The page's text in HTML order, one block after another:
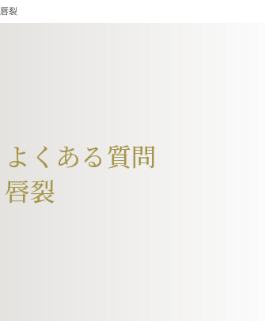
唇裂
よくある質問
唇裂